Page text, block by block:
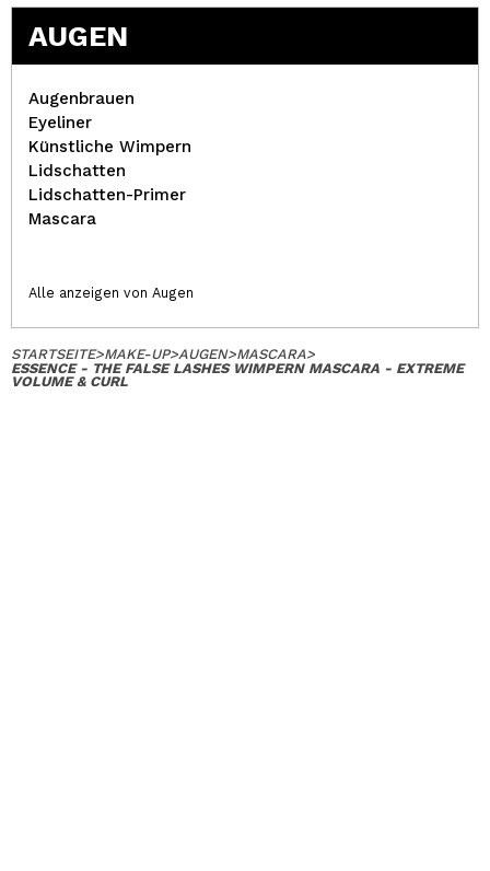
AUGEN
Augenbrauen
Eyeliner
Künstliche Wimpern
Lidschatten
Lidschatten-Primer
Mascara
Alle anzeigen von Augen
STARTSEITE>MAKE-UP>AUGEN>MASCARA>
ESSENCE - THE FALSE LASHES WIMPERN MASCARA - EXTREME
VOLUME & CURL